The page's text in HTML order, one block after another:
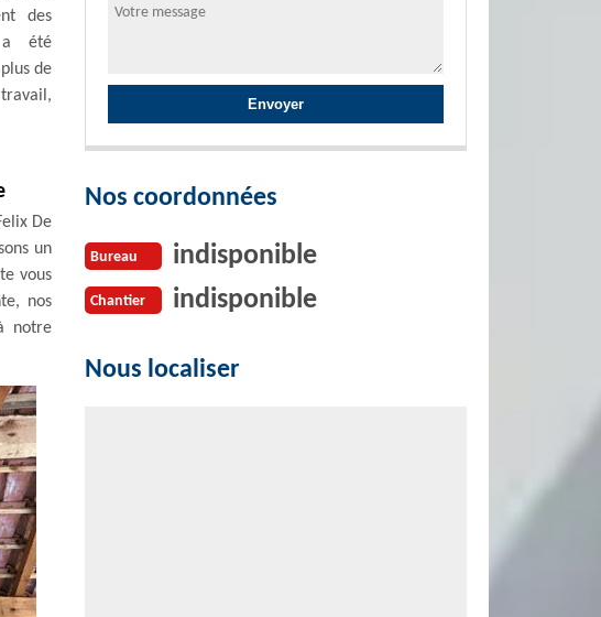
des
a été
de
De
un
vous
nos
notre
Nos coordonnées
Bureau indisponible
Chantier indisponible
Nous localiser